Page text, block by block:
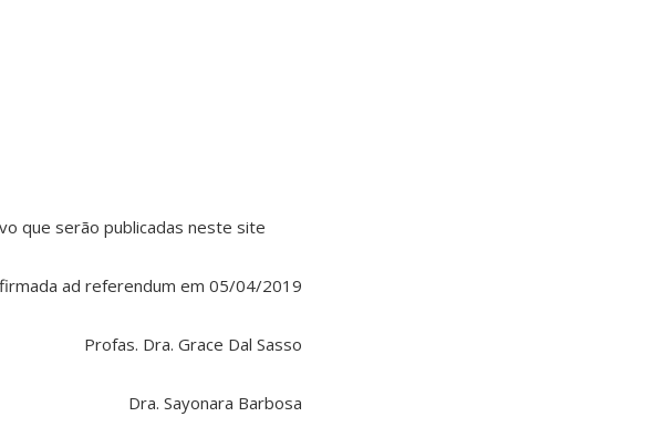
que serão publicadas neste site
ad referendum em 05/04/2019
Profas. Dra. Grace Dal Sasso
Dra. Sayonara Barbosa